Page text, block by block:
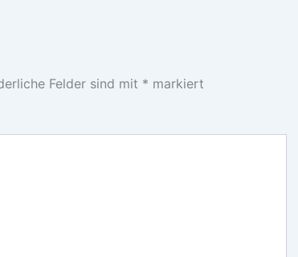
Felder sind mit * markiert